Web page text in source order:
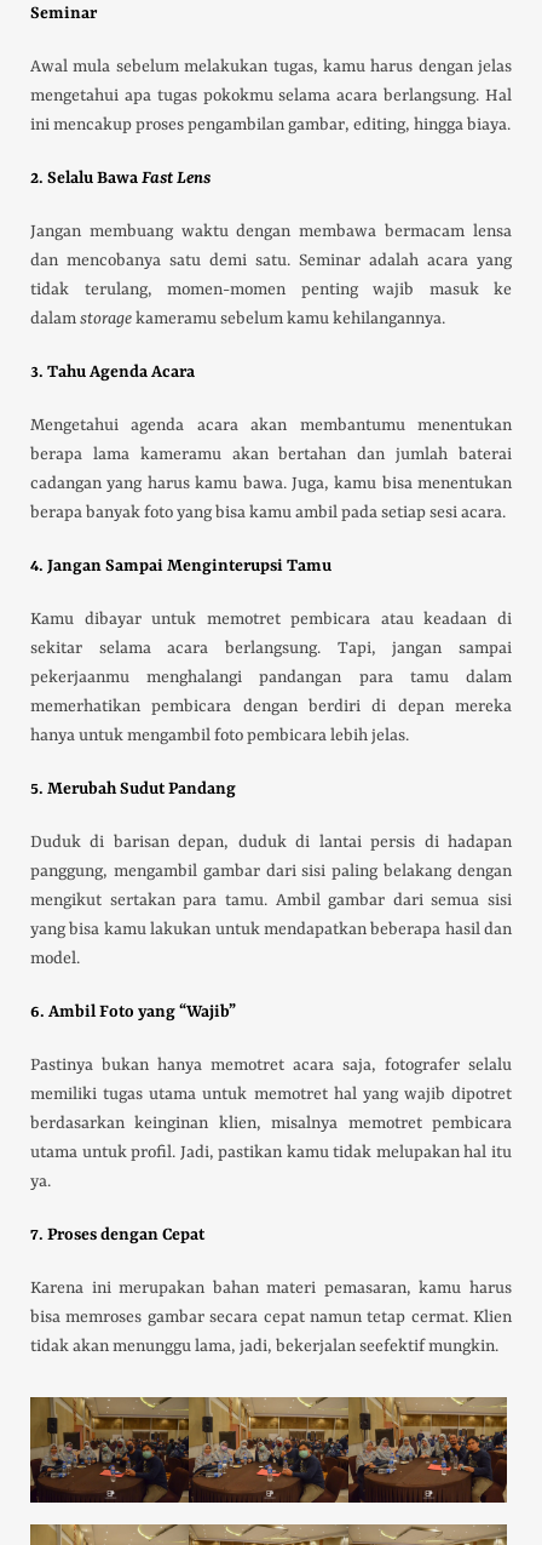
Seminar
Awal mula sebelum melakukan tugas, kamu harus dengan jelas
mengetahui apa tugas pokokmu selama acara berlangsung. Hal
ini mencakup proses pengambilan gambar, editing, hingga biaya.
2. Selalu BawaFast Lens
Jangan membuang waktu dengan membawa bermacam lensa
dan mencobanya satu demi satu. Seminar adalah acara yang
tidak terulang, momen-momen penting wajib masuk ke
dalamstoragekameramu sebelum kamu kehilangannya.
3. Tahu Agenda Acara
Mengetahui agenda acara akan membantumu menentukan
berapa lama kameramu akan bertahan dan jumlah baterai
cadangan yang harus kamu bawa. Juga, kamu bisa menentukan
berapa banyak foto yang bisa kamu ambil pada setiap sesi acara.
4. Jangan Sampai Menginterupsi Tamu
Kamu dibayar untuk memotret pembicara atau keadaan di
sekitar selama acara berlangsung. Tapi, jangan sampai
pekerjaanmu menghalangi pandangan para tamu dalam
memerhatikan pembicara dengan berdiri di depan mereka
hanya untuk mengambil foto pembicara lebih jelas.
5. Merubah Sudut Pandang
Duduk di barisan depan, duduk di lantai persis di hadapan
panggung, mengambil gambar dari sisi paling belakang dengan
mengikut sertakan para tamu. Ambil gambar dari semua sisi
yang bisa kamu lakukan untuk mendapatkan beberapa hasil dan
model.
6. Ambil Foto yang “Wajib”
Pastinya bukan hanya memotret acara saja, fotografer selalu
memiliki tugas utama untuk memotret hal yang wajib dipotret
berdasarkan keinginan klien, misalnya memotret pembicara
utama untuk profil. Jadi, pastikan kamu tidak melupakan hal itu
ya.
7. Proses dengan Cepat
Karena ini merupakan bahan materi pemasaran, kamu harus
bisa memroses gambar secara cepat namun tetap cermat. Klien
tidak akan menunggu lama, jadi, bekerjalan seefektif mungkin.